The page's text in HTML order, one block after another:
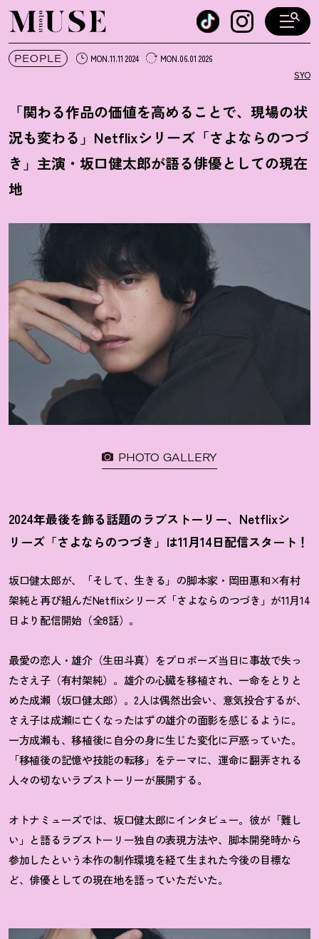
オトナミューズ ウェブ
PEOPLE MON.11.11 2024 MON.06.01 2026
SYO
「関わる作品の価値を高めることで、現場の状
況も変わる」Netflixシリーズ「さよならのつづ
き」主演・坂口健太郎が語る俳優としての現在
地
PHOTO GALLERY
2024年最後を飾る話題のラブストーリー、Netflixシ
リーズ「さよならのつづき」は11月14日配信スタート ！
坂口健太郎が、「そして、生きる」の脚本家・岡田惠和×有村
架純と再び組んだNetflixシリーズ「さよならのつづき」が11月14
日より配信開始（全8話）。
最愛の恋人・雄介（生田斗真）をプロポーズ当日に事故で失っ
たさえ子（有村架純）。雄介の心臓を移植され、一命をとりと
めた成瀬（坂口健太郎）。2人は偶然出会い、意気投合するが、
さえ子は成瀬に亡くなったはずの雄介の面影を感じるように。
一方成瀬も、移植後に自分の身に生じた変化に戸惑っていた。
「移植後の記憶や技能の転移」をテーマに、運命に翻弄される
人々の切ないラブストーリーが展開する。
オトナミューズでは、坂口健太郎にインタビュー。彼が「難し
い」と語るラブストーリー独自の表現方法や、脚本開発時から
参加したという本作の制作環境を経て生まれた今後の目標な
ど、俳優としての現在地を語っていただいた。